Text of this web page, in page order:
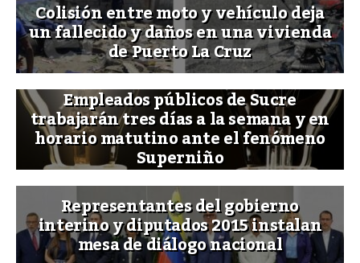
Colisión entre moto y vehículo deja
un fallecido y daños en una vivienda
de Puerto La Cruz
Empleados públicos de Sucre
trabajarán tres días a la semana y en
horario matutino ante el fenómeno
Superniño
Representantes del gobierno
interino y diputados 2015 instalan
mesa de diálogo nacional